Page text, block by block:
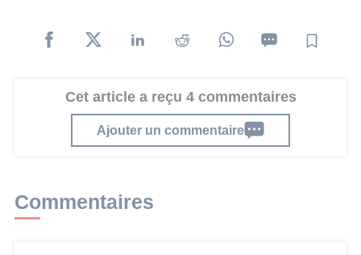
Cet article a reçu 4 commentaires
Ajouter un commentaire
Commentaires